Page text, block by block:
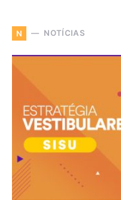
N NOTÍCIAS